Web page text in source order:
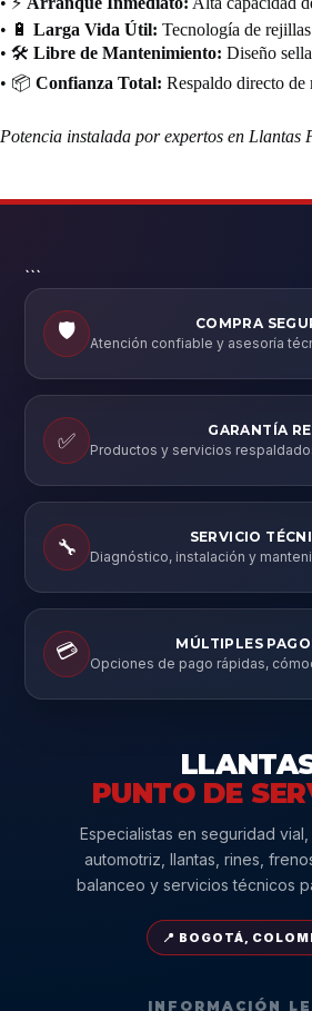
• 🔋 Larga Vida Útil: Tecnología de
• 🛠️ Libre de Mantenimiento: Diseño
• 📦 Confianza Total: Respaldo directo de
Potencia instalada por expertos en Llantas
```
🛡️
COMPRA
Atención confiable y asesoría
✅
GARANTÍA
Productos y servicios
🔧
SERVICIO
Diagnóstico, instalación y
💳
MÚLTIPLES
Opciones de pago rápidas,
PUNTO DE
Especialistas en seguridad vial,
automotriz, llantas, rines,
balanceo y servicios técnicos
📍 BOGOTÁ,
INFORMACIÓN